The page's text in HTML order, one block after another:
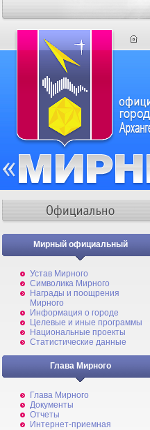
Мирный официальный
Устав Мирного
Символика Мирного
Награды и поощрения
Мирного
Информация о городе
Целевые и иные программы
Национальные проекты
Статистические данные
Глава Мирного
Глава Мирного
Документы
Отчеты
Интернет-приемная